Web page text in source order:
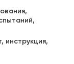
инструкция,